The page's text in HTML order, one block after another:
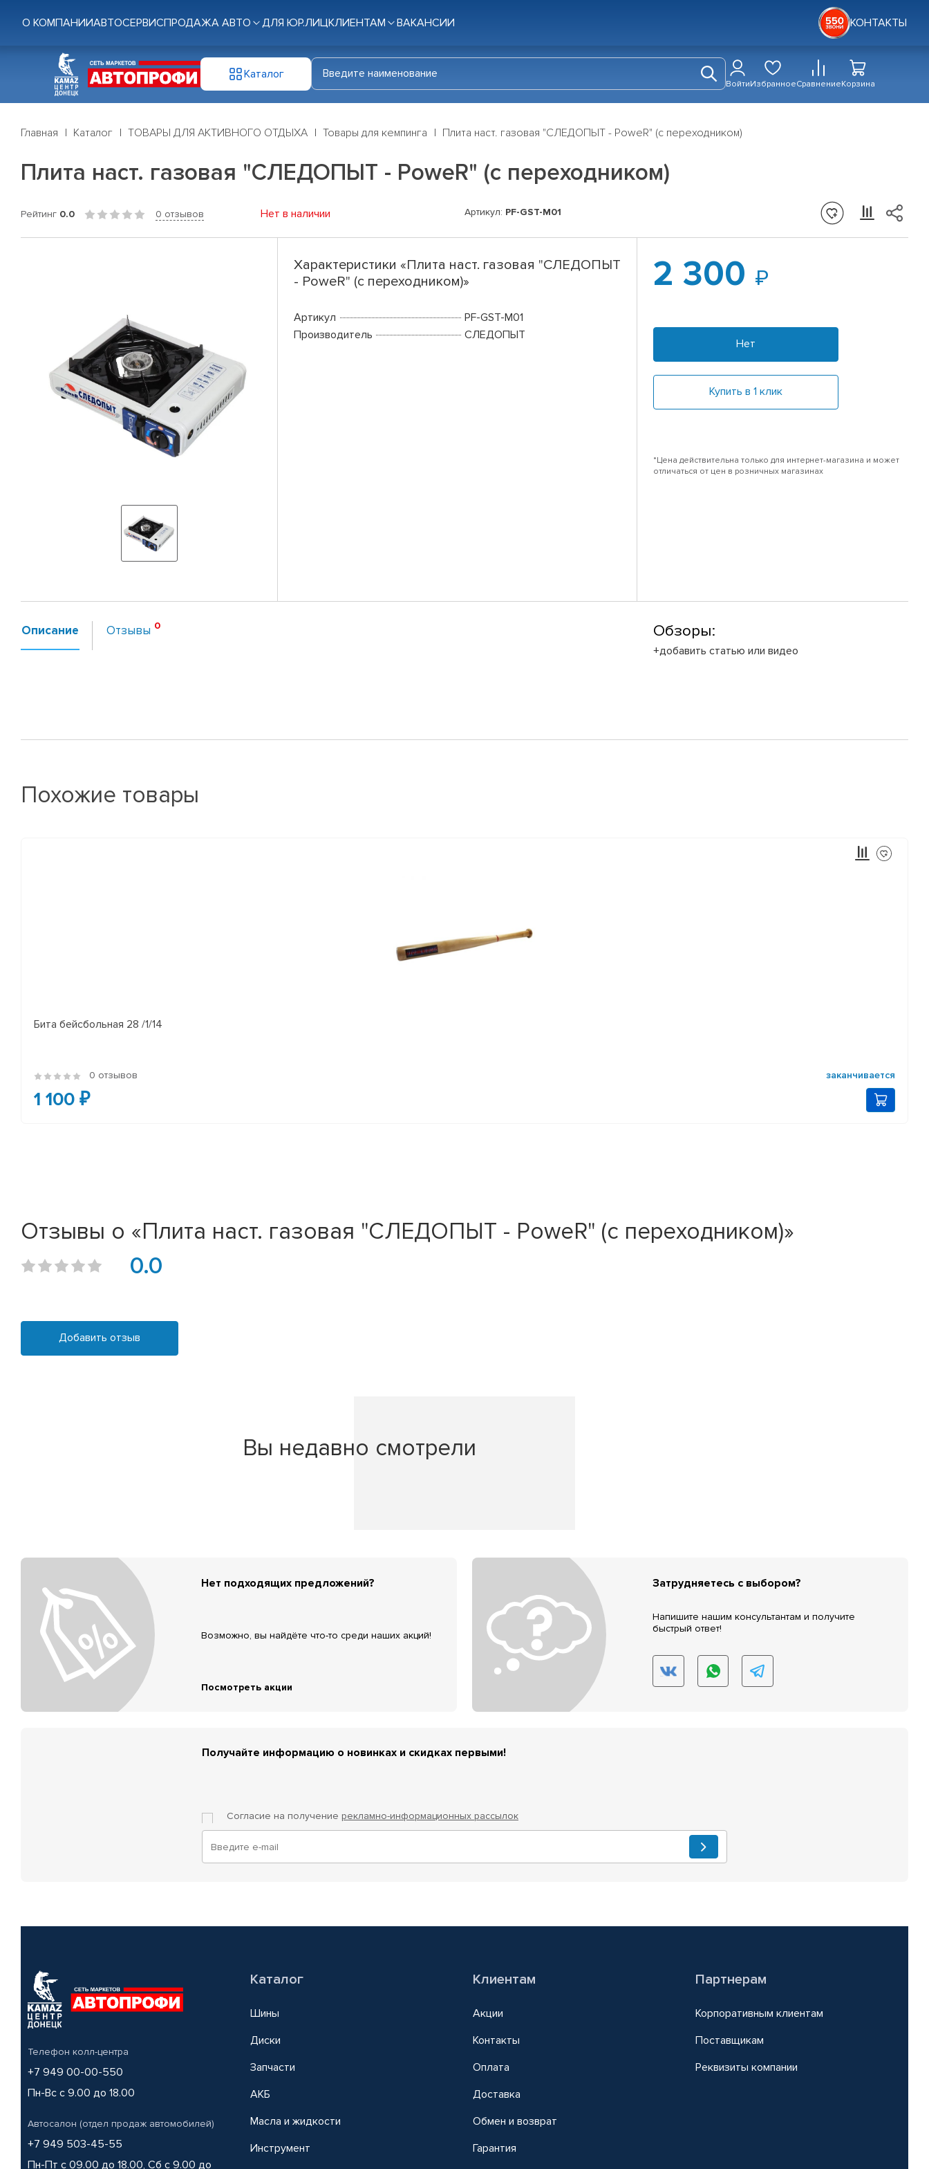
О КОМПАНИИАВТОСЕРВИСПРОДАЖА АВТО ДЛЯ ЮР.ЛИЦКЛИЕНТАМ ВАКАНСИИ КОНТАКТЫ
Каталог
ВойтиИзбранноеСравнениеКорзина
Главная Каталог ТОВАРЫ ДЛЯ АКТИВНОГО ОТДЫХА Товары для кемпинга Плита наст. газовая "СЛЕДОПЫТ - PoweR" (с переходником)
Плита наст. газовая "СЛЕДОПЫТ - PoweR" (с переходником)
Рейтинг 0.0 0 отзывов Нет в наличии Артикул: PF-GST-M01
Характеристики «Плита наст. газовая "СЛЕДОПЫТ
- PoweR" (с переходником)»
Артикул
PF-GST-M01
Производитель
СЛЕДОПЫТ
2 300
Нет
Купить в 1 клик
*Цена действительна только для интернет-магазина и может
отличаться от цен в розничных магазинах
Описание Отзывы Обзоры:
+добавить статью или видео
Похожие товары
Бита бейсбольная 28 /1/14
0 отзывов заканчивается
1 100 ₽
Отзывы о «Плита наст. газовая "СЛЕДОПЫТ - PoweR" (с переходником)»
0.0
Добавить отзыв
Вы недавно смотрели
Нет подходящих предложений?
Возможно, вы найдёте что-то среди наших акций!
Посмотреть акции
Затрудняетесь с выбором?
Напишите нашим консультантам и получите
быстрый ответ!
Получайте информацию о новинках и скидках первыми!
Согласие на получение рекламно-информационных рассылок
Телефон колл-центра
+7 949 00-00-550
Пн-Вс с 9.00 до 18.00
Автосалон (отдел продаж автомобилей)
+7 949 503-45-55
Пн-Пт с 09.00 до 18.00, Сб с 9.00 до
Каталог
Шины
Диски
Запчасти
АКБ
Масла и жидкости
Инструмент
Клиентам
Акции
Контакты
Оплата
Доставка
Обмен и возврат
Гарантия
Партнерам
Корпоративным клиентам
Поставщикам
Реквизиты компании